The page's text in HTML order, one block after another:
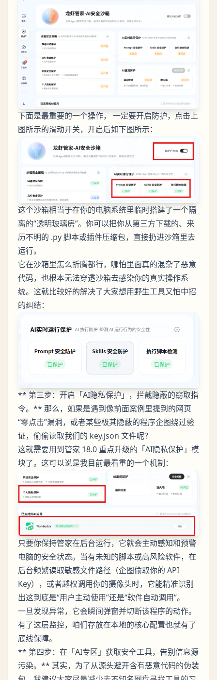
下面是最重要的一个操作， 一定要开启防护，点击上
图所示的滑动开关，开启后如下图所示：
这个沙箱相当于在你的电脑系统里临时搭建了一个隔
离的“透明玻璃房”。你可以把你从第三方下载的、来
历不明的 .py 脚本或插件压缩包，直接扔进沙箱里去
运行。
它在沙箱里怎么折腾都行，哪怕里面真的混杂了恶意
代码，也根本无法穿透沙箱去感染你的真实操作系
统。这就比较好的解决了大家想用野生工具又怕中招
的纠结：
** 第三步：开启「AI隐私保护」，拦截隐蔽的窃取指
令。** 那么，如果是遇到像前面案例里提到的网页
“零点击”漏洞，或者某些极其隐蔽的程序企图绕过验
证，偷偷读取我们的 key.json 文件呢？
这就需要用到管家 18.0 重点升级的「AI隐私保护」模
块了。这可以说是我目前最看重的一个机制：
只要你保持管家在后台运行，它就会主动感知和预警
电脑的安全状态。当有未知的脚本或高风险软件，在
后台频繁读取敏感文件路径（企图偷取你的 API
Key），或者越权调用你的摄像头时，它能精准识别
出这到底是“用户主动使用”还是“软件自动调用”。
一旦发现异常，它会瞬间弹窗并切断该程序的动作。
有了这层监控，咱们存放在本地的核心配置也就有了
底线保障。
** 第四步：在「AI专区」获取安全工具，告别信息源
污染。** 其实，为了从源头避开含有恶意代码的伪装